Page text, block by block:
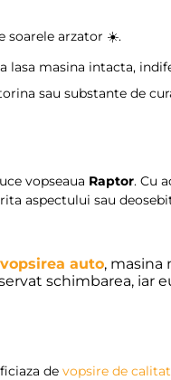
soarele arzator ☀️.
masina intacta,
sau substante de
vopseaua Raptor. Cu
aspectului sau
vopsirea auto, masina
schimbarea,
devopsire de